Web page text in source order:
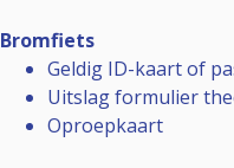
Bromfiets
Geldig ID-kaart of
Uitslag formulier
Oproepkaart